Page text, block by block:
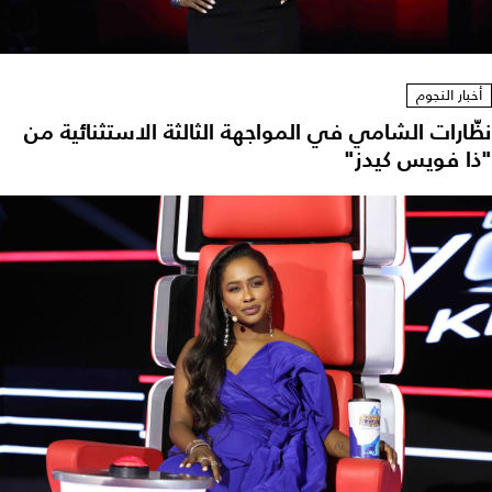
أخبار النجوم
نظّارات الشامي في المواجهة الثالثة الاستثنائية من
"ذا فويس كيدز"